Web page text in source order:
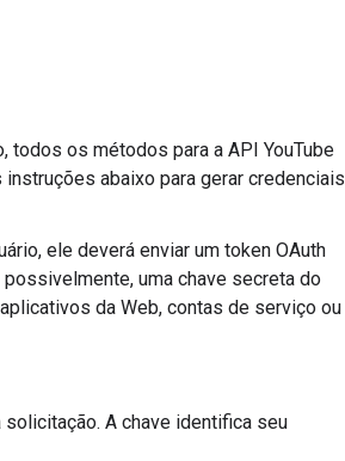
todos os métodos para a API YouTube
instruções abaixo para gerar credenciais
ele deverá enviar um token OAuth
uma chave secreta do
da Web, contas de serviço ou
A chave identifica seu